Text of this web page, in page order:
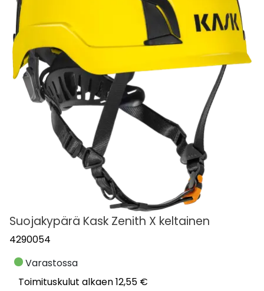
Suojakypärä Kask Zenith X keltainen
4290054
Varastossa
Toimituskulut alkaen 12,55 €